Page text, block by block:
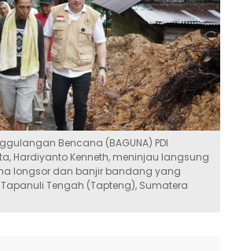
Bencana (BAGUNA) PDI
Hardiyanto Kenneth, meninjau langsung
longsor dan banjir bandang yang
Tengah (Tapteng), Sumatera